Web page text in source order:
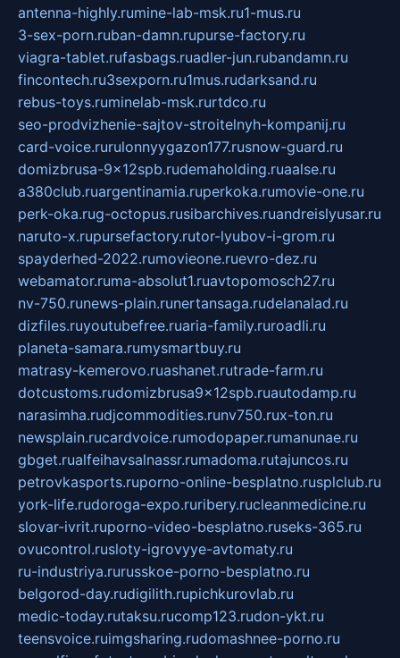
antenna-highly.rumine-lab-msk.ru1-mus.ru
3-sex-porn.ruban-damn.rupurse-factory.ru
viagra-tablet.rufasbags.ruadler-jun.rubandamn.ru
fincontech.ru3sexporn.ru1mus.rudarksand.ru
rebus-toys.ruminelab-msk.rurtdco.ru
seo-prodvizhenie-sajtov-stroitelnyh-kompanij.ru
card-voice.rurulonnyygazon177.rusnow-guard.ru
domizbrusa-9x12spb.rudemaholding.ruaalse.ru
a380club.ruargentinamia.ruperkoka.rumovie-one.ru
perk-oka.rug-octopus.rusibarchives.ruandreislyusar.ru
naruto-x.rupursefactory.rutor-lyubov-i-grom.ru
spayderhed-2022.rumovieone.ruevro-dez.ru
webamator.ruma-absolut1.ruavtopomosch27.ru
nv-750.runews-plain.runertansaga.rudelanalad.ru
dizfiles.ruyoutubefree.ruaria-family.ruroadli.ru
planeta-samara.rumysmartbuy.ru
matrasy-kemerovo.ruashanet.rutrade-farm.ru
dotcustoms.rudomizbrusa9x12spb.ruautodamp.ru
narasimha.rudjcommodities.runv750.rux-ton.ru
newsplain.rucardvoice.rumodopaper.rumanunae.ru
gbget.rualfeihavsalnassr.rumadoma.rutajuncos.ru
petrovkasports.ruporno-online-besplatno.rusplclub.ru
york-life.rudoroga-expo.ruribery.rucleanmedicine.ru
slovar-ivrit.ruporno-video-besplatno.ruseks-365.ru
ovucontrol.rusloty-igrovyye-avtomaty.ru
ru-industriya.rurusskoe-porno-besplatno.ru
belgorod-day.rudigilith.rupichkurovlab.ru
medic-today.rutaksu.rucomp123.rudon-ykt.ru
teensvoice.ruimgsharing.rudomashnee-porno.ru